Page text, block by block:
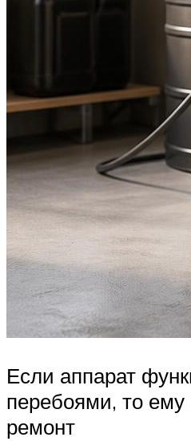
Если аппарат
перебоями, то
ремонт